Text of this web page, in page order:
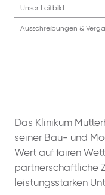
Unser Leitbild
Ausschreibungen &
Das Klinikum
seiner Bau- und
Wert auf fairen
partnerschaftliche
leistungsstarken